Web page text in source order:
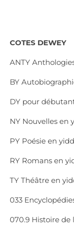
COTES DEWEY